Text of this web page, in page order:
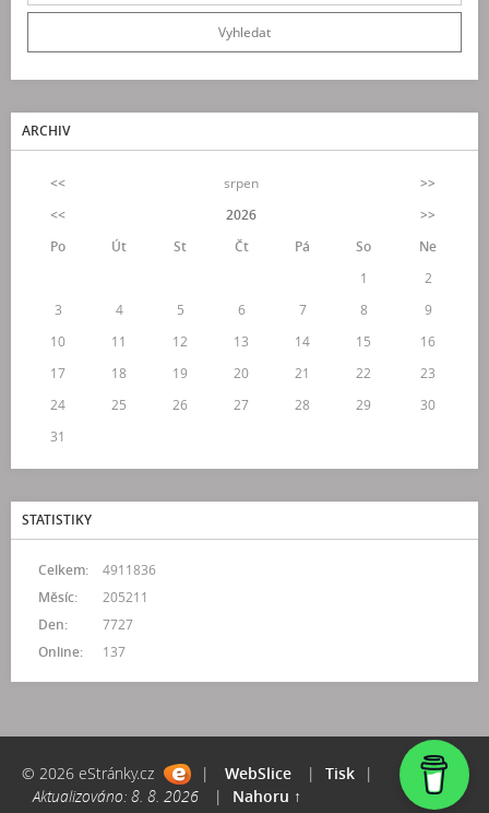
ARCHIV
<< srpen
>>
<<
2026
>>
Po
Út St Čt Pá So
Ne
1
2
3
4 5 6 7 8
9
10
11 12 13 14 15
16
17
18 19 20 21 22
23
24
25 26 27 28 29
30
31
STATISTIKY
Online: 137
Celkem:
4911836
Měsíc:
205211
Den:
7727
© 2026 eStránky.cz | WebSlice | Tisk
|
Aktualizováno: 8. 8. 2026
| Nahoru ↑